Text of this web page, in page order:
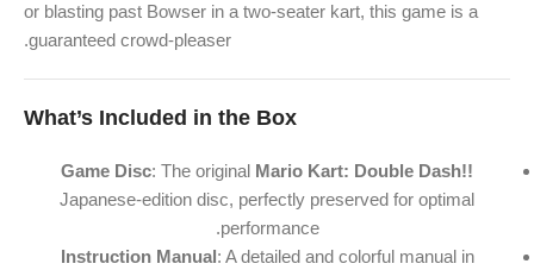
or blasting past Bowser in a two-seater kart, this game is a
guaranteed crowd-pleaser.
What’s Included in the Box
Game Disc: The original Mario Kart: Double Dash!!
Japanese-edition disc, perfectly preserved for optimal
performance.
Instruction Manual: A detailed and colorful manual in